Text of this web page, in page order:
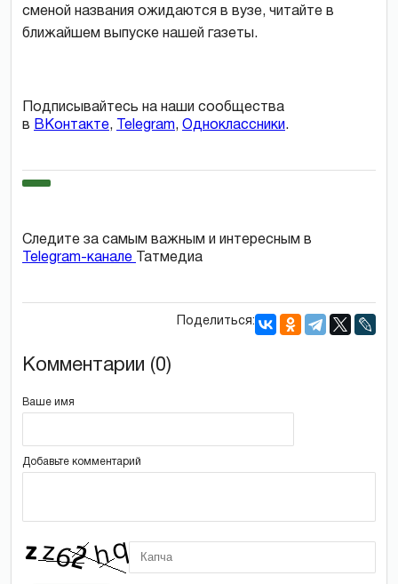
сменой названия ожидаются в вузе, читайте в
ближайшем выпуске нашей газеты.
Подписывайтесь на наши сообщества
в ВКонтакте, Telegram, Одноклассники.
Следите за самым важным и интересным в
Telegram-канале
Татмедиа
Поделиться:
Комментарии (0)
Ваше имя
Добавьте комментарий